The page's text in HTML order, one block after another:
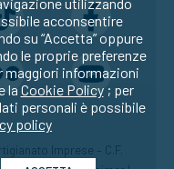
Imprese – C.F.
acconsentire
su “Accetta” oppure
le proprie preferenze
maggiori informazioni
la Cookie Policy; per
personali è possibile
policy